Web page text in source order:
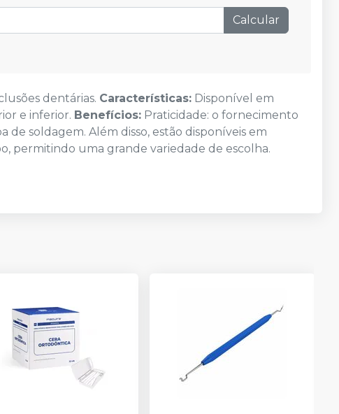
Calcular
dentárias. Características: Disponível em
e inferior. Benefícios: Praticidade: o fornecimento
de soldagem. Além disso, estão disponíveis em
permitindo uma grande variedade de escolha.